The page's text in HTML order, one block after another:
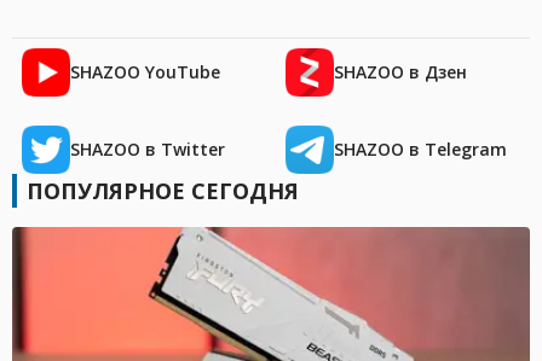
SHAZOO YouTube SHAZOO в Дзен
SHAZOO в Twitter SHAZOO в Telegram
ПОПУЛЯРНОЕ СЕГОДНЯ